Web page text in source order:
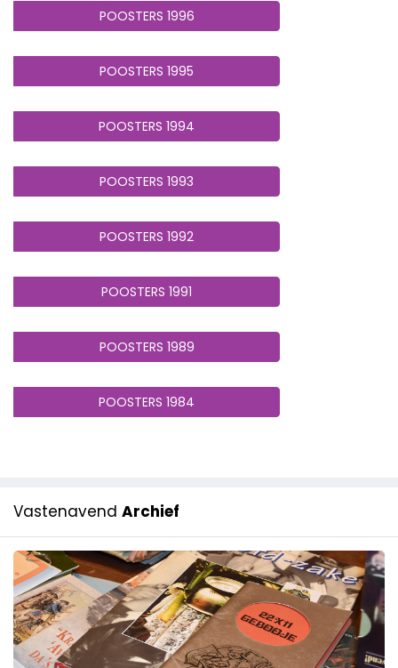
POOSTERS 1996
POOSTERS 1995
POOSTERS 1994
POOSTERS 1993
POOSTERS 1992
POOSTERS 1991
POOSTERS 1989
POOSTERS 1984
Vastenavend Archief